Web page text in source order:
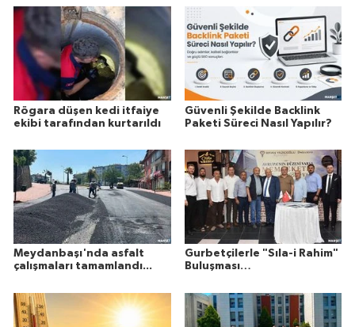
Rögara düşen kedi itfaiye
ekibi tarafından kurtarıldı
Güvenli Şekilde Backlink
Paketi Süreci Nasıl Yapılır?
Meydanbaşı'nda asfalt
çalışmaları tamamlandı...
Gurbetçilerle "Sıla-i Rahim"
Buluşması…